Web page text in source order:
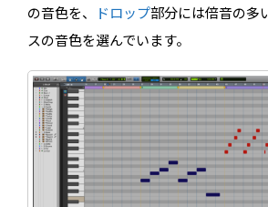
の音色を、
ドロップ部分には倍音の多
スの音色を選んでいます。